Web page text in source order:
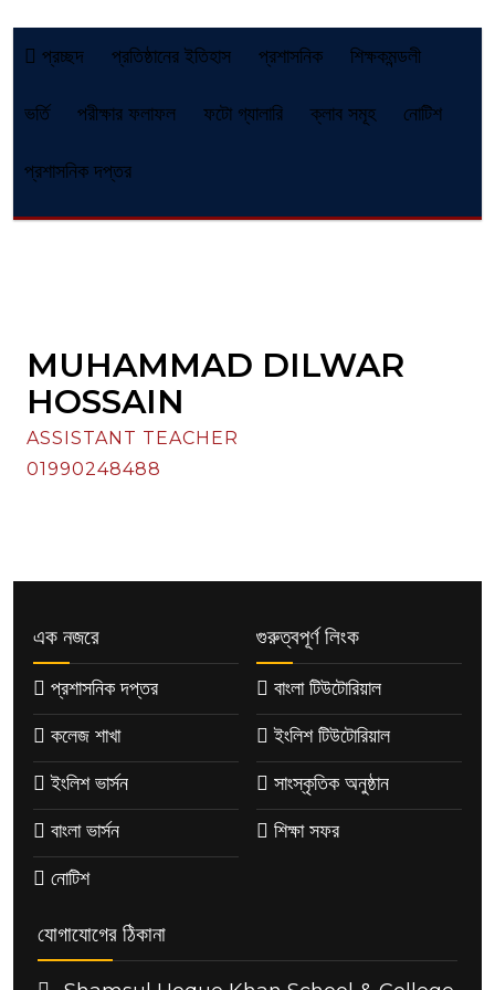
প্রচ্ছদ প্রতিষ্ঠানের ইতিহাস প্রশাসনিক শিক্ষকমন্ডলী
ভর্তি পরীক্ষার ফলাফল ফটো গ্যালারি ক্লাব সমূহ নোটিশ
প্রশাসনিক দপ্তর
MUHAMMAD DILWAR
HOSSAIN
ASSISTANT TEACHER
01990248488
এক নজরে
প্রশাসনিক দপ্তর
কলেজ শাখা
ইংলিশ ভার্সন
বাংলা ভার্সন
নোটিশ
গুরুত্বপূর্ণ লিংক
বাংলা টিউটোরিয়াল
ইংলিশ টিউটোরিয়াল
সাংস্কৃতিক অনুষ্ঠান
শিক্ষা সফর
যোগাযোগের ঠিকানা